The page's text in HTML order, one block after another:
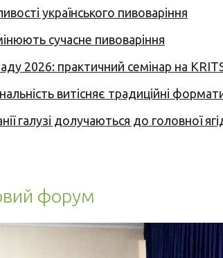
українського пивоваріння
сучасне пивоваріння
2026: практичний семінар на
витісняє традиційні
галузі долучаються до головної
форум